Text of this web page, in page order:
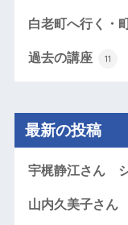
白老町へ行く・
過去の講座 11
最新の投稿
宇梶静江さん
山内久美子さん